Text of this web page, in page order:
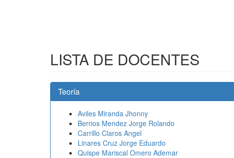
LISTA DE DOCENTES
Teoría
Aviles Miranda Jhonny
Berrios Mendez Jorge Rolando
Carrillo Claros Angel
Linares Cruz Jorge Eduardo
Quispe Mariscal Omero Ademar